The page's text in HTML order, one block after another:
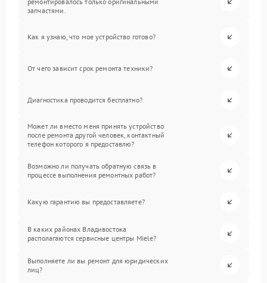
запчастями.
Как я узнаю, что мое устройство готово?
От чего зависит срок ремонта техники?
Диагностика проводится бесплатно?
Может ли вместо меня принять устройство
после ремонта другой человек, контактный
телефон которого я предоставлю?
Возможно ли получать обратную связь в
процессе выполнения ремонтных работ?
Какую гарантию вы предоставляете?
В каких районах Владивостока
располагаются сервисные центры Miele?
Выполняете ли вы ремонт для юридических
лиц?